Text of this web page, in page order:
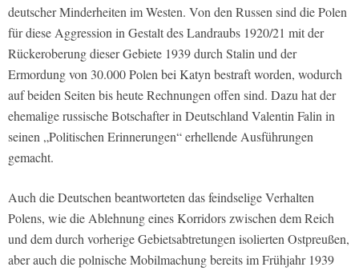
deutscher Minderheiten im Westen. Von den Russen sind die Polen
für diese Aggression in Gestalt des Landraubs 1920/21 mit der
Rückeroberung dieser Gebiete 1939 durch Stalin und der
Ermordung von 30.000 Polen bei Katyn bestraft worden, wodurch
auf beiden Seiten bis heute Rechnungen offen sind. Dazu hat der
ehemalige russische Botschafter in Deutschland Valentin Falin in
seinen „Politischen Erinnerungen“ erhellende Ausführungen
gemacht.
Auch die Deutschen beantworteten das feindselige Verhalten
Polens, wie die Ablehnung eines Korridors zwischen dem Reich
und dem durch vorherige Gebietsabtretungen isolierten Ostpreußen,
aber auch die polnische Mobilmachung bereits im Frühjahr 1939